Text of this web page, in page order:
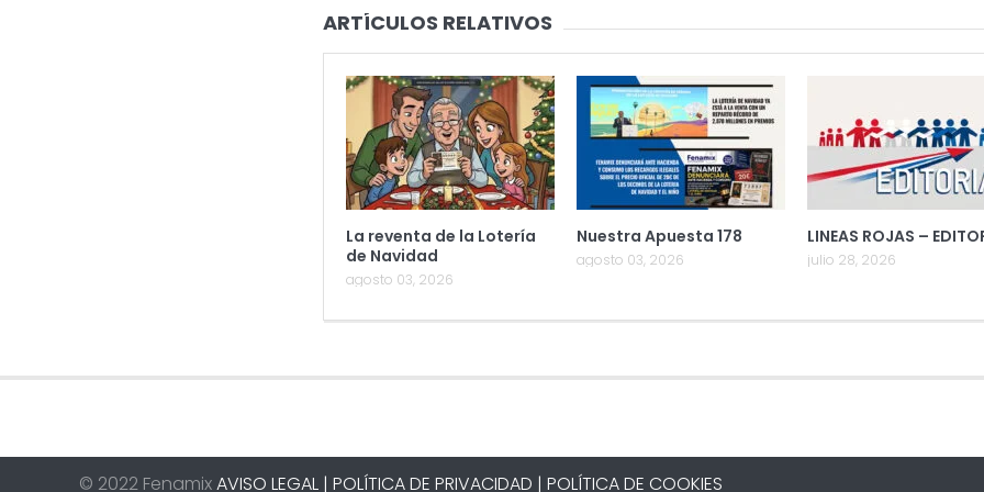
ARTÍCULOS RELATIVOS
La reventa de la Lotería
de Navidad
agosto 03, 2026
Nuestra Apuesta 178
agosto 03, 2026
LINEAS ROJAS –
julio 28, 2026
© 2022 FenamixAVISO LEGAL | POLÍTICA DE PRIVACIDAD | POLÍTICA DE COOKIES